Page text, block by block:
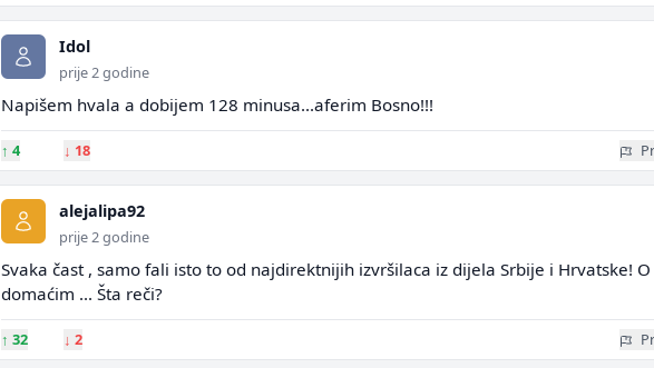
Idol
prije 2 godine
Napišem hvala a dobijem 128 minusa...aferim Bosno!!!
↑ 4 ↓ 18
alejalipa92
prije 2 godine
Svaka čast , samo fali isto to od najdirektnijih izvršilaca iz dijela Srbije i Hrvatske! O
domaćim ... Šta reči?
↑ 32 ↓ 2